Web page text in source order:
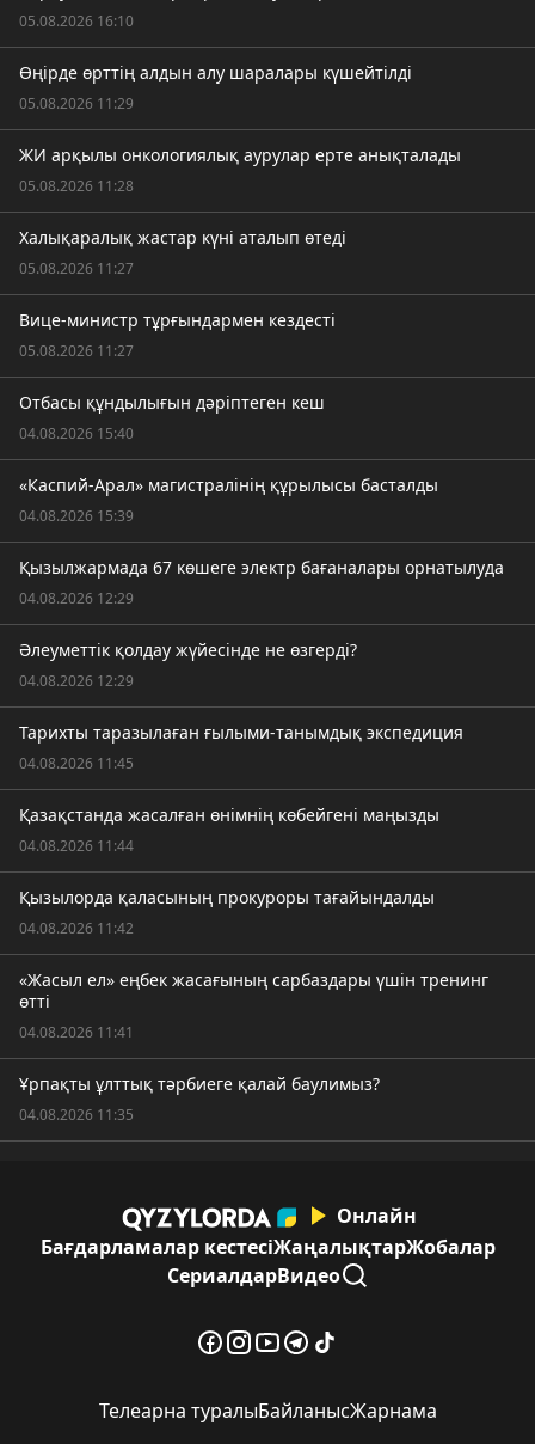
05.08.2026 16:10
Өңірде өрттің алдын алу шаралары күшейтілді
05.08.2026 11:29
ЖИ арқылы онкологиялық аурулар ерте анықталады
05.08.2026 11:28
Халықаралық жастар күні аталып өтеді
05.08.2026 11:27
Вице-министр тұрғындармен кездесті
05.08.2026 11:27
Отбасы құндылығын дәріптеген кеш
04.08.2026 15:40
«Каспий-Арал» магистралінің құрылысы басталды
04.08.2026 15:39
Қызылжармада 67 көшеге электр бағаналары орнатылуда
04.08.2026 12:29
Әлеуметтік қолдау жүйесінде не өзгерді?
04.08.2026 12:29
Тарихты таразылаған ғылыми-танымдық экспедиция
04.08.2026 11:45
Қазақстанда жасалған өнімнің көбейгені маңызды
04.08.2026 11:44
Қызылорда қаласының прокуроры тағайындалды
04.08.2026 11:42
«Жасыл ел» еңбек жасағының сарбаздары үшін тренинг
өтті
04.08.2026 11:41
Ұрпақты ұлттық тәрбиеге қалай баулимыз?
04.08.2026 11:35
Онлайн
Бағдарламалар кестесіЖаңалықтарЖобалар
СериалдарВидео
Телеарна туралыБайланысЖарнама